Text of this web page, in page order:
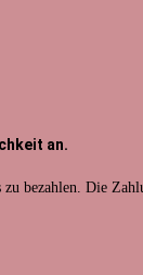
an.
bezahlen. Die